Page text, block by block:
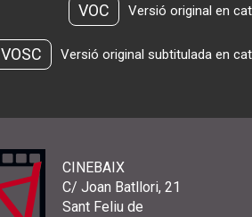
VOC Versió original en
VOSC Versió original subtitulada en
CINEBAIX
C/ Joan Batllori, 21
Sant Feliu de